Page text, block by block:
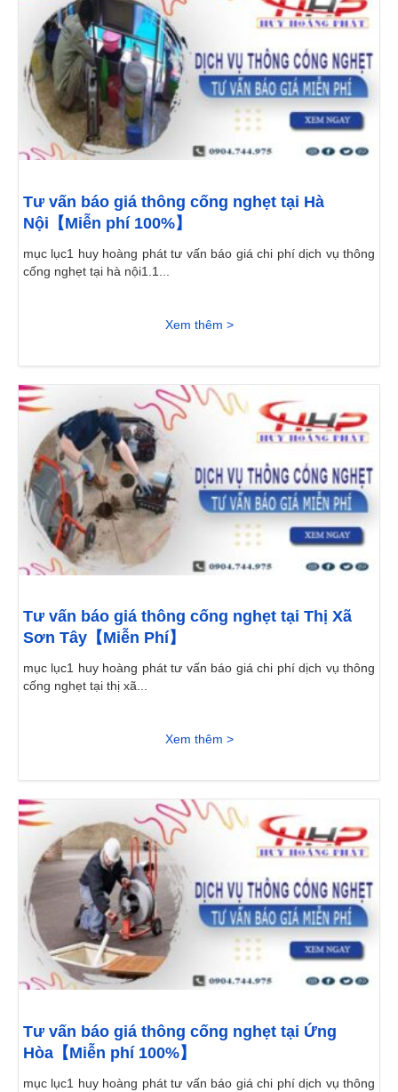
Tư vấn báo giá thông cống nghẹt tại Hà
Nội【Miễn phí 100%】
mục lục1 huy hoàng phát tư vấn báo giá chi phí dịch vụ thông
cống nghẹt tại hà nội1.1...
Xem thêm >
Tư vấn báo giá thông cống nghẹt tại Thị Xã
Sơn Tây【Miễn Phí】
mục lục1 huy hoàng phát tư vấn báo giá chi phí dịch vụ thông
cống nghẹt tại thị xã...
Xem thêm >
Tư vấn báo giá thông cống nghẹt tại Ứng
Hòa【Miễn phí 100%】
mục lục1 huy hoàng phát tư vấn báo giá chi phí dịch vụ thông